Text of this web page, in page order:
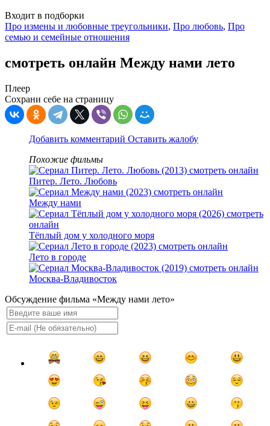
Входит в подборки
Про измены и любовные треугольники, Про любовь, Про
семью и семейные отношения
смотреть онлайн Между нами лето
Плеер
Сохрани себе на страницу
Добавить комментарий Оставить жалобу
Похожие фильмы
Питер. Лето. Любовь
Между нами
Тёплый дом у холодного моря
Лето в городе
Москва-Владивосток
Обсуждение фильма «Между нами лето»